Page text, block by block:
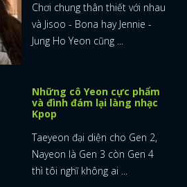
Chơi chung thân thiết với nhau
và Jisoo - Bona hay Jennie -
Jung Ho Yeon cũng ...
Những cô Yeon cực phẩm
và đình đám lại làng nhạc
Kpop
Taeyeon đại diện cho Gen 2,
Nayeon là Gen 3 còn Gen 4
thì tôi nghĩ không ai ...